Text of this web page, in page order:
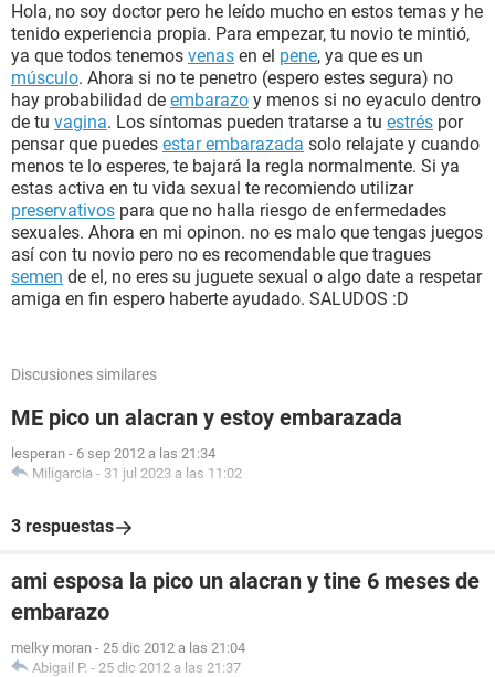
Hola, no soy doctor pero he leído mucho en estos temas y he
tenido experiencia propia. Para empezar, tu novio te mintió,
ya que todos tenemos venas en el pene, ya que es un
músculo. Ahora si no te penetro (espero estes segura) no
hay probabilidad de embarazo y menos si no eyaculo dentro
de tu vagina. Los síntomas pueden tratarse a tu estrés por
pensar que puedes estar embarazada solo relajate y cuando
menos te lo esperes, te bajará la regla normalmente. Si ya
estas activa en tu vida sexual te recomiendo utilizar
preservativos para que no halla riesgo de enfermedades
sexuales. Ahora en mi opinon. no es malo que tengas juegos
así con tu novio pero no es recomendable que tragues
semen de el, no eres su juguete sexual o algo date a respetar
amiga en fin espero haberte ayudado. SALUDOS :D
Discusiones similares
ME pico un alacran y estoy embarazada
lesperan - 6 sep 2012 a las 21:34
Miligarcia - 31 jul 2023 a las 11:02
3 respuestas
ami esposa la pico un alacran y tine 6 meses de
embarazo
melky moran - 25 dic 2012 a las 21:04
Abigail P. - 25 dic 2012 a las 21:37